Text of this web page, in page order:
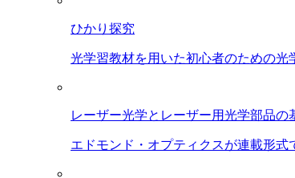
ひかり探究
光学習教材を用いた初心者のための光
レーザー光学とレーザー用光学部品の
エドモンド・オプティクスが連載形式